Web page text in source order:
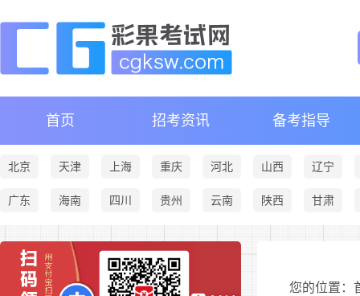
首页 招考资讯 备考指导
北京 天津 上海 重庆 河北 山西 辽宁
广东 海南 四川 贵州 云南 陕西 甘肃
您的位置：